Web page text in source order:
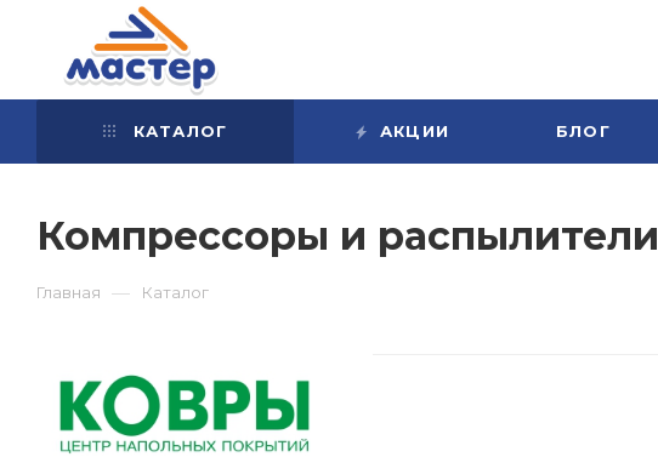
КАТАЛОГ АКЦИИ БЛОГ
Компрессоры и распылители
Главная — Каталог